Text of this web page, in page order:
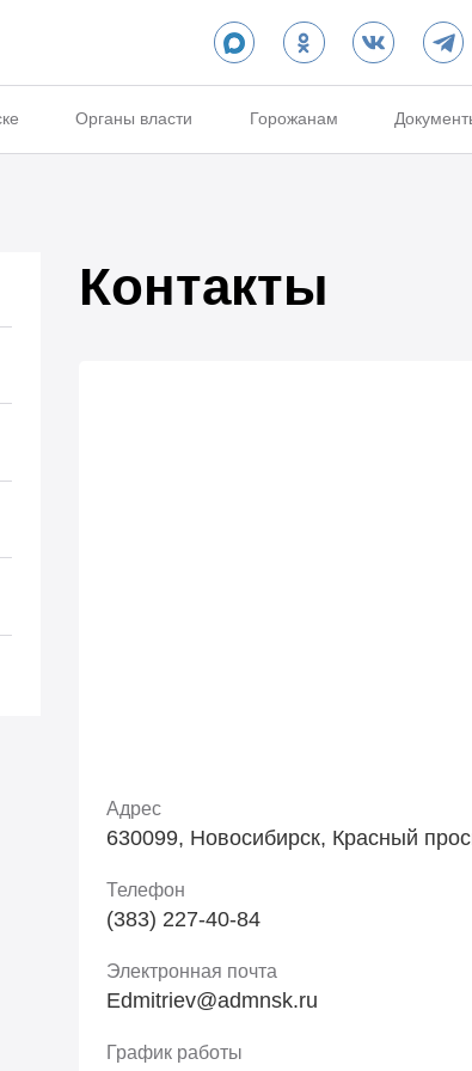
Органы власти Горожанам
Контакты
Адрес
630099, Новосибирск, Красный
Телефон
(383) 227-40-84
Электронная почта
Edmitriev@admnsk.ru
График работы